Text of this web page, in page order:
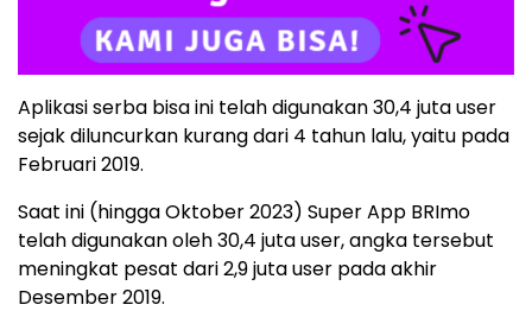
Aplikasi serba bisa ini telah digunakan 30,4 juta user
sejak diluncurkan kurang dari 4 tahun lalu, yaitu pada
Februari 2019.
Saat ini (hingga Oktober 2023) Super App BRImo
telah digunakan oleh 30,4 juta user, angka tersebut
meningkat pesat dari 2,9 juta user pada akhir
Desember 2019.